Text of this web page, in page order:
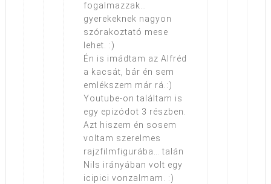
fogalmazzak…
gyerekeknek nagyon
szórakoztató mese
lehet. :)
Én is imádtam az Alfréd
a kacsát, bár én sem
emlékszem már rá.:)
Youtube-on találtam is
egy epizódot 3 részben.
Azt hiszem én sosem
voltam szerelmes
rajzfilmfigurába… talán
Nils irányában volt egy
icipici vonzalmam. :)